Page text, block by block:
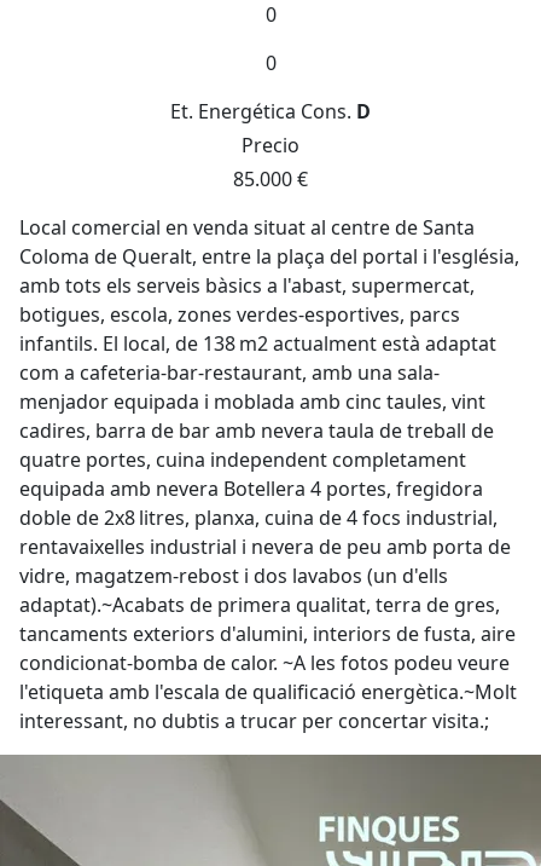
0
0
Et. Energética Cons. D
Precio
85.000 €
Local comercial en venda situat al centre de Santa
Coloma de Queralt, entre la plaça del portal i l'església,
amb tots els serveis bàsics a l'abast, supermercat,
botigues, escola, zones verdes-esportives, parcs
infantils. El local, de 138 m2 actualment està adaptat
com a cafeteria-bar-restaurant, amb una sala-
menjador equipada i moblada amb cinc taules, vint
cadires, barra de bar amb nevera taula de treball de
quatre portes, cuina independent completament
equipada amb nevera Botellera 4 portes, fregidora
doble de 2x8 litres, planxa, cuina de 4 focs industrial,
rentavaixelles industrial i nevera de peu amb porta de
vidre, magatzem-rebost i dos lavabos (un d'ells
adaptat).~Acabats de primera qualitat, terra de gres,
tancaments exteriors d'alumini, interiors de fusta, aire
condicionat-bomba de calor. ~A les fotos podeu veure
l'etiqueta amb l'escala de qualificació energètica.~Molt
interessant, no dubtis a trucar per concertar visita.;